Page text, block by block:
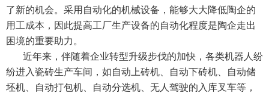
了新的机会。采用自动化的机械设备，能够大大降低陶企的
用工成本，因此提高工厂生产设备的自动化程度是陶企走出
困境的重要助力。
近年来，伴随着企业转型升级步伐的加快，各类机器人纷
纷进入瓷砖生产车间，如自动上砖机、自动下砖机、自动储
坯机、自动打包机、自动分选机、无人驾驶的入库叉车等，